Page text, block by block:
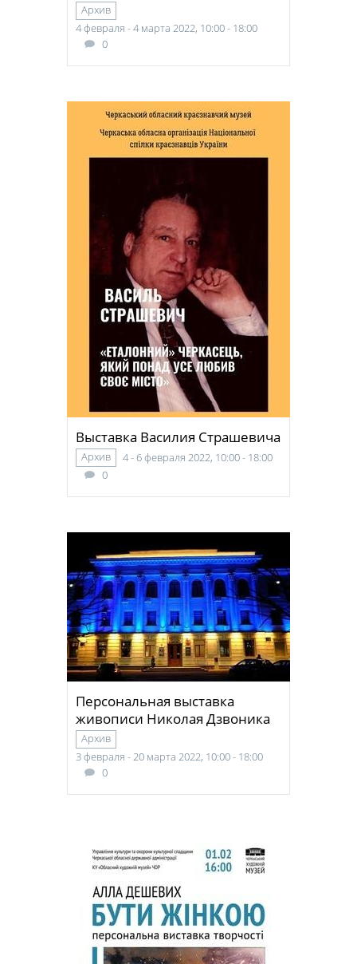
Архив
4 февраля - 4 марта 2022, 10:00 - 18:00
0
Выставка Василия Страшевича
Архив
4 - 6 февраля 2022, 10:00 - 18:00
0
Персональная выставка
живописи Николая Дзвоника
Архив
3 февраля - 20 марта 2022, 10:00 - 18:00
0